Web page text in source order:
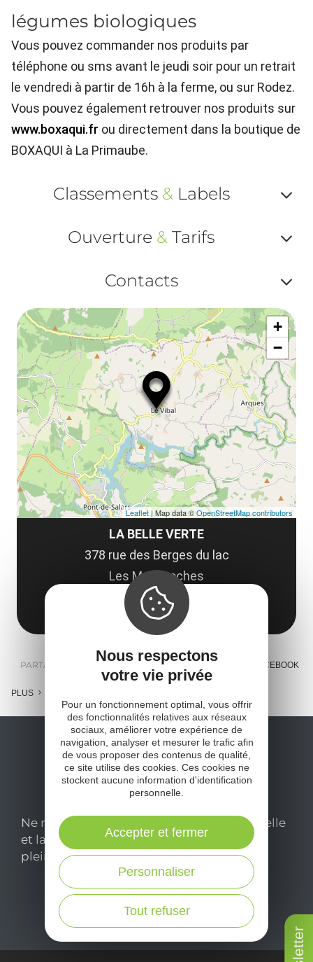
légumes biologiques
Vous pouvez commander nos produits par
téléphone ou sms avant le jeudi soir pour un retrait
le vendredi à partir de 16h à la ferme, ou sur Rodez.
Vous pouvez également retrouver nos produits sur
www.boxaqui.fr ou directement dans la boutique de
BOXAQUI à La Primaube.
Classements &Labels
ou
Ouverture & Tarifs
ou
et
Contacts
ou
LA BELLE VERTE
378 rue des Berges du lac
Les Moulinoches
12290 Le Vibal
Obtenir l'itinéraire
+
−
Leaflet| Map data ©OpenStreetMap contributors
PARTAGER : FACEBOOK
PLUS
Ne manquez pas notre newsletter mensuelle
et laissez-vous inspirer pour profiter
pleinement de votre séjour en Aveyron.
Je m'abonne ici
Nous respectons
votre vie privée
Pour un fonctionnement optimal, vous offrir
des fonctionnalités relatives aux réseaux
sociaux, améliorer votre expérience de
navigation, analyser et mesurer le trafic afin
de vous proposer des contenus de qualité,
ce site utilise des cookies. Ces cookies ne
stockent aucune information d'identification
personnelle.
Tout refuser
Personnaliser
Accepter et fermer